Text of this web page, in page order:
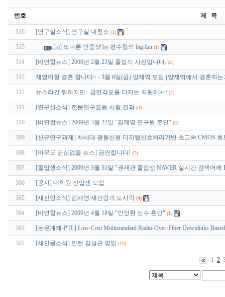
번호 제 목
316 [연구실소식] 연구실 대청소 (1)
315 [re] 또다른 인증샷 by 평수형의 big fan (1)
314 [비연합뉴스] 2009년 2월 23일 졸업식 사진입니다. (2)
313 재영이형 결혼 합니다~ - 3월 6일(금) 양재역 모임 (양재역에서 결혼하
312 뉴스라긴 뭐하지만.. 금연각오를 다지는 차원에서! (7)
311 [연구실소식] 전문연구요원 시험 결과 (3)
310 [비연합뉴스] 2009년 3월 22일 "김재영 연구원 혼인" (3)
309 [신규연구과제] 차세대 광통신용 디지털신호처리기반 초고속 CMOS 회
308 [아무도 관심없을 뉴스] 금연합니다! (7)
307 [졸업생소식] 2009년 3월 31일 "권재관 졸업생 NAVER 실시간 검색어에
306 [공지] 대학원 신입생 모집
305 [새신랑소식] 김재영 새신랑의 도시락 (4)
304 [비연합뉴스] 2009년 4월 18일 "안정환 선수 혼인" (1)
303 [논문게재-PTL] Low-Cost Multistandard Radio-Over-Fiber Downlinks
302 [새인물소식] 인턴 김성근 영입 (13)
1 2